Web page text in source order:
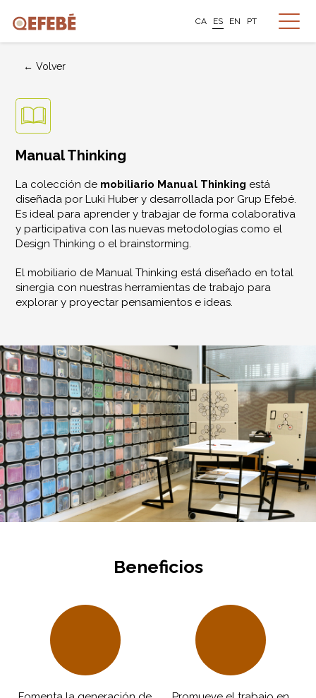
CA ES EN PT
← Volver
Manual Thinking
La colección de mobiliario Manual Thinking está
diseñada por Luki Huber y desarrollada por Grup Efebé.
Es ideal para aprender y trabajar de forma colaborativa
y participativa con las nuevas metodologías como el
Design Thinking o elbrainstorming.
El mobiliario de Manual Thinking está diseñado en total
sinergia con nuestras herramientas de trabajo para
explorar y proyectar pensamientos e ideas.
Beneficios